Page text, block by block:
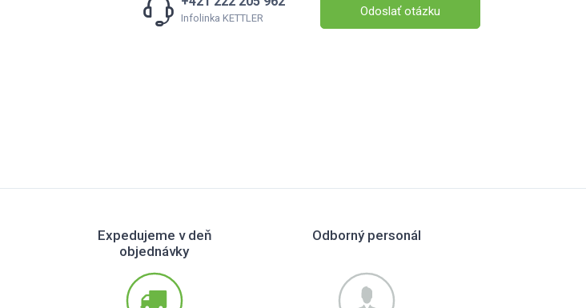
Infolinka KETTLER Odoslať otázku
Expedujeme v deň
objednávky
Odborný personál